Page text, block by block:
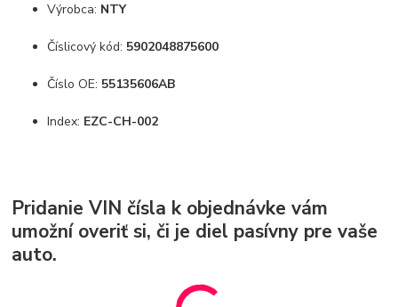
Výrobca: NTY
Číslicový kód: 5902048875600
Číslo OE: 55135606AB
Index: EZC-CH-002
Pridanie VIN čísla k objednávke vám
umožní overiť si, či je diel pasívny pre vaše
auto.